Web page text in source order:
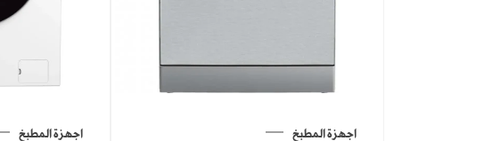
اجهزة المطبخ اجهزة المطبخ